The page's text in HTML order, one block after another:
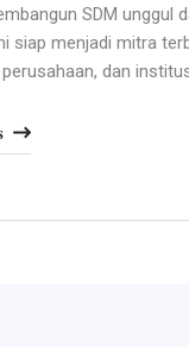
SDM unggul
siap menjadi mitra
dan